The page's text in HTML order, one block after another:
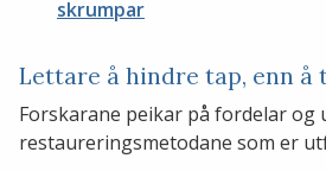
skrumpar
Lettare å hindre tap, enn å
Forskarane peikar på fordelar og
restaureringsmetodane som er